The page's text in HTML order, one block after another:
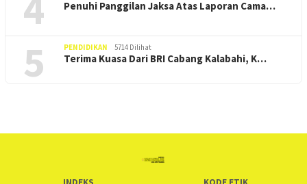
Penuhi Panggilan Jaksa Atas Laporan Cama…
5 PENDIDIKAN 5714 Dilihat
Terima Kuasa Dari BRI Cabang Kalabahi, K…